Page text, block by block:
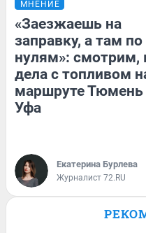
МНЕНИЕ
«Заезжаешь на
заправку, а там по
нулям»: смотрим,
дела с топливом
маршруте
Уфа
Екатерина Бурлева
Журналист 72.RU